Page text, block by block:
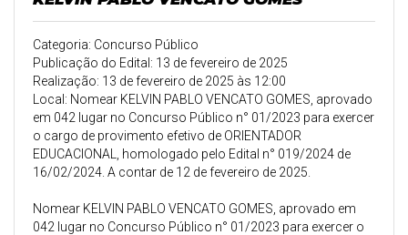
Categoria: Concurso Público
Publicação do Edital: 13 de fevereiro de 2025
Realização: 13 de fevereiro de 2025 às 12:00
Local: Nomear KELVIN PABLO VENCATO GOMES, aprovado
em 042 lugar no Concurso Público n° 01/2023 para exercer
o cargo de provimento efetivo de ORIENTADOR
EDUCACIONAL, homologado pelo Edital n° 019/2024 de
16/02/2024. A contar de 12 de fevereiro de 2025.
Nomear KELVIN PABLO VENCATO GOMES, aprovado em
042 lugar no Concurso Público n° 01/2023 para exercer o